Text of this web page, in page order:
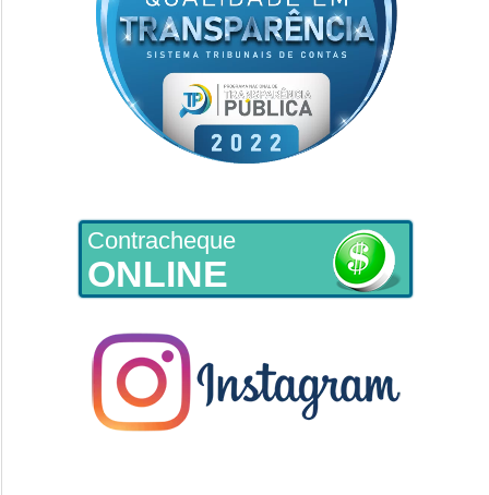
Contracheque
ONLINE